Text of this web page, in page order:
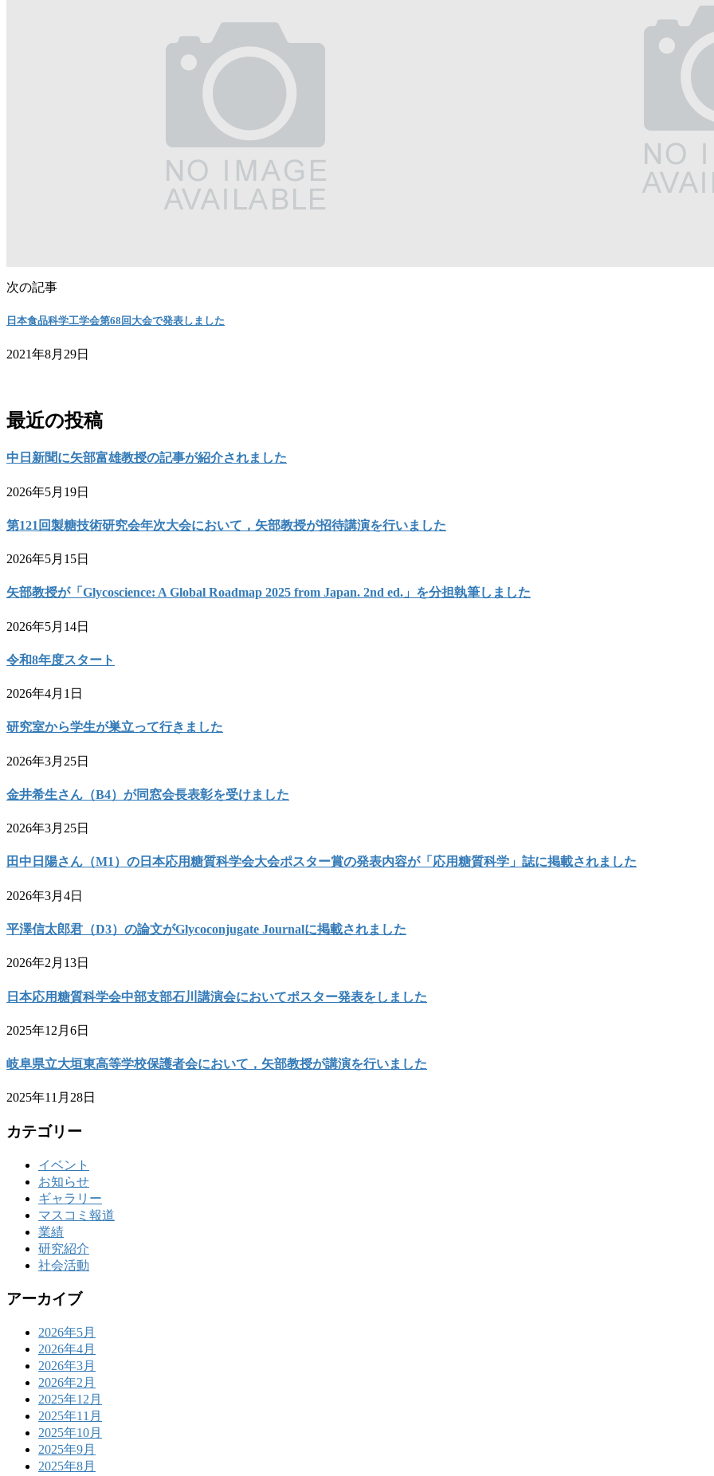
次の記事
日本食品科学工学会第68回大会で発表しました
2021年8月29日
最近の投稿
中日新聞に矢部富雄教授の記事が紹介されました
2026年5月19日
第121回製糖技術研究会年次大会において，矢部教授が招待講演を行いました
2026年5月15日
矢部教授が「Glycoscience: A Global Roadmap 2025 from Japan. 2nd ed.」を分担執筆しました
2026年5月14日
令和8年度スタート
2026年4月1日
研究室から学生が巣立って行きました
2026年3月25日
金井希生さん（B4）が同窓会長表彰を受けました
2026年3月25日
田中日陽さん（M1）の日本応用糖質科学会大会ポスター賞の発表内容が「応用糖質科学」誌に掲載されました
2026年3月4日
平澤信太郎君（D3）の論文がGlycoconjugate Journalに掲載されました
2026年2月13日
日本応用糖質科学会中部支部石川講演会においてポスター発表をしました
2025年12月6日
岐阜県立大垣東高等学校保護者会において，矢部教授が講演を行いました
2025年11月28日
カテゴリー
イベント
お知らせ
ギャラリー
マスコミ報道
業績
研究紹介
社会活動
アーカイブ
2026年5月
2026年4月
2026年3月
2026年2月
2025年12月
2025年11月
2025年10月
2025年9月
2025年8月